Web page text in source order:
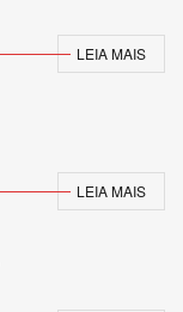
LEIA MAIS
LEIA MAIS